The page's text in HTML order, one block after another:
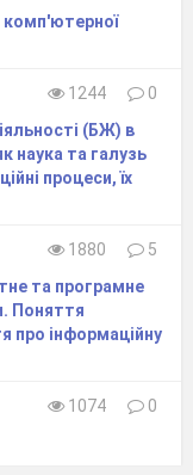
1244
0
(БЖ) в
наука та галузь
процеси, їх
1880
5
та програмне
Поняття
про інформаційну
1074
0